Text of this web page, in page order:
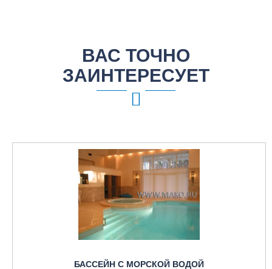
ВАС ТОЧНО
ЗАИНТЕРЕСУЕТ
БАССЕЙН С МОРСКОЙ ВОДОЙ